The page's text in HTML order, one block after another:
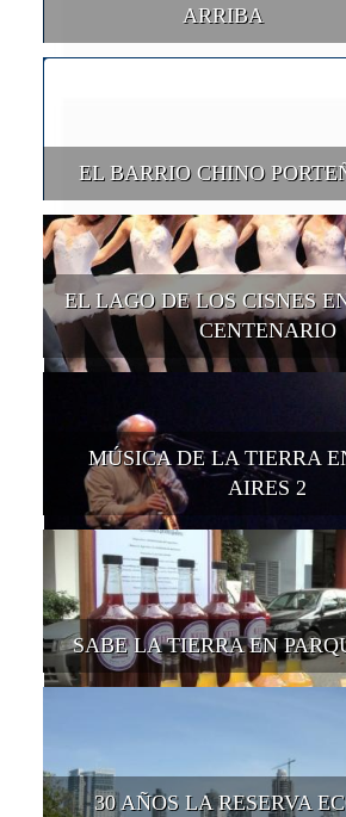
ARRIBA
EL BARRIO CHINO
EL LAGO DE LOS CISNES
CENTENARIO
MÚSICA DE LA TIERRA
AIRES 2
SABE LA TIERRA EN
30 AÑOS LA RESERVA